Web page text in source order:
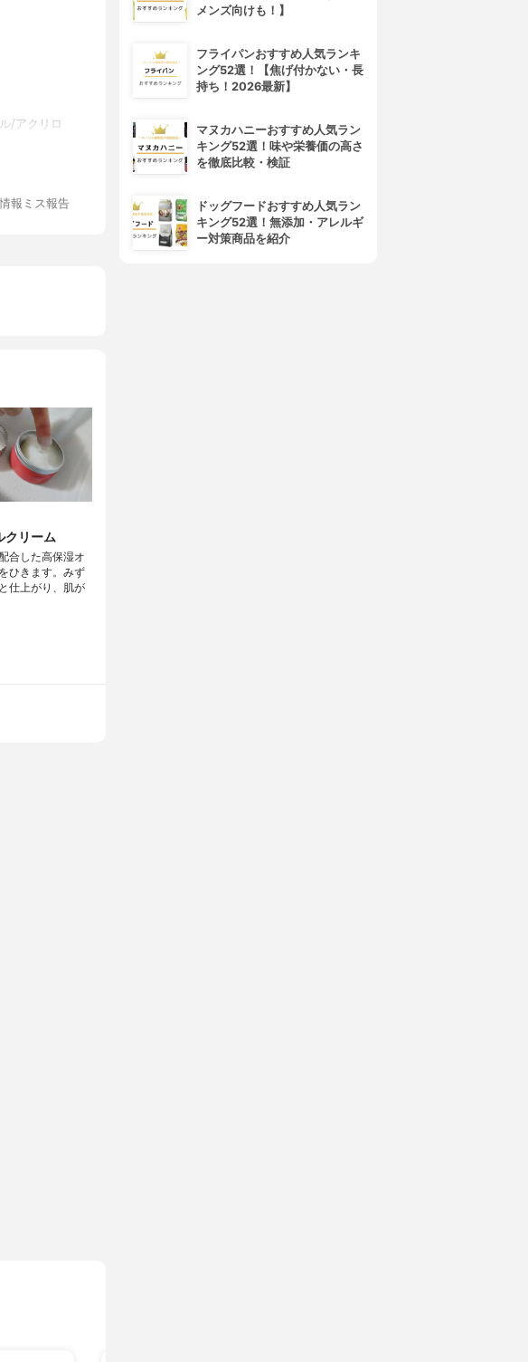
/アクリロ
フィカ根エ
キス、アカ
報ミス報告
クリーム
合した高保湿オ
ひきます。みず
仕上がり、肌が
メンズ向けも！】
フライパンおすすめ人気ランキ
ング52選！【焦げ付かない・長
持ち！2026最新】
マヌカハニーおすすめ人気ラン
キング52選！味や栄養価の高さ
を徹底比較・検証
ドッグフードおすすめ人気ラン
キング52選！無添加・アレルギ
ー対策商品を紹介